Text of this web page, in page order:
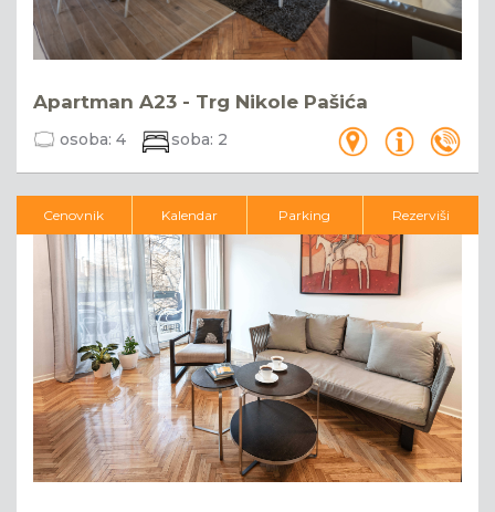
Apartman A23 - Trg Nikole Pašića
osoba: 4 soba: 2
Cenovnik Kalendar Parking Rezerviši